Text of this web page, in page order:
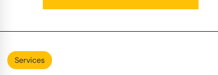
Services